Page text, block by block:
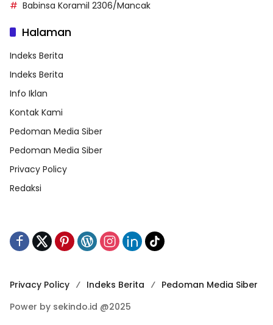
Babinsa Koramil 2306/Mancak
Halaman
Indeks Berita
Indeks Berita
Info Iklan
Kontak Kami
Pedoman Media Siber
Pedoman Media Siber
Privacy Policy
Redaksi
Privacy Policy Indeks Berita
Pedoman Media Siber
Power by sekindo.id @2025